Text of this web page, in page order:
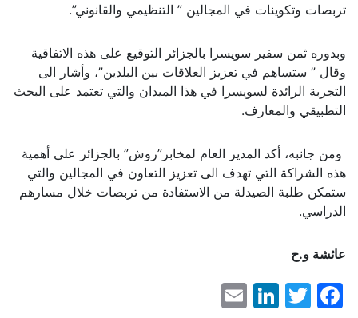
تربصات وتكوينات في المجالين ” التنظيمي والقانوني”.
وبدوره ثمن سفير سويسرا بالجزائر التوقيع على هذه الاتفاقية
وقال ” ستساهم في تعزيز العلاقات بين البلدين”، وأشار الى
التجربة الرائدة لسويسرا في هذا الميدان والتي تعتمد على البحث
التطبيقي والمعارف.
ومن جانبه، أكد المدير العام لمخابر”روش” بالجزائر على أهمية
هذه الشراكة التي تهدف الى تعزيز التعاون في المجالين والتي
ستمكن طلبة الصيدلة من الاستفادة من تربصات خلال مسارهم
الدراسي.
عائشة و.ح
Facebook
Twitter
LinkedIn